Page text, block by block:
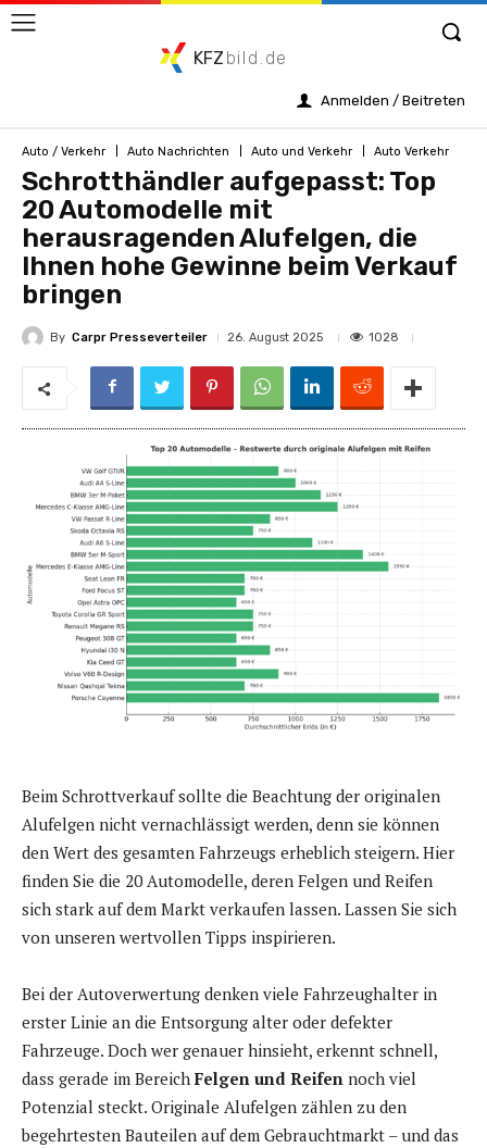
KFZ bild.de
Anmelden / Beitreten
Auto / Verkehr Auto Nachrichten Auto und Verkehr Auto Verkehr
Schrotthändler aufgepasst: Top
20 Automodelle mit
herausragenden Alufelgen, die
Ihnen hohe Gewinne beim Verkauf
bringen
By Carpr Presseverteiler 26. August 2025 1028
Beim Schrottverkauf sollte die Beachtung der originalen
Alufelgen nicht vernachlässigt werden, denn sie können
den Wert des gesamten Fahrzeugs erheblich steigern. Hier
finden Sie die 20 Automodelle, deren Felgen und Reifen
sich stark auf dem Markt verkaufen lassen. Lassen Sie sich
von unseren wertvollen Tipps inspirieren.
Bei der Autoverwertung denken viele Fahrzeughalter in
erster Linie an die Entsorgung alter oder defekter
Fahrzeuge. Doch wer genauer hinsieht, erkennt schnell,
dass gerade im Bereich Felgen und Reifen noch viel
Potenzial steckt. Originale Alufelgen zählen zu den
begehrtesten Bauteilen auf dem Gebrauchtmarkt – und das